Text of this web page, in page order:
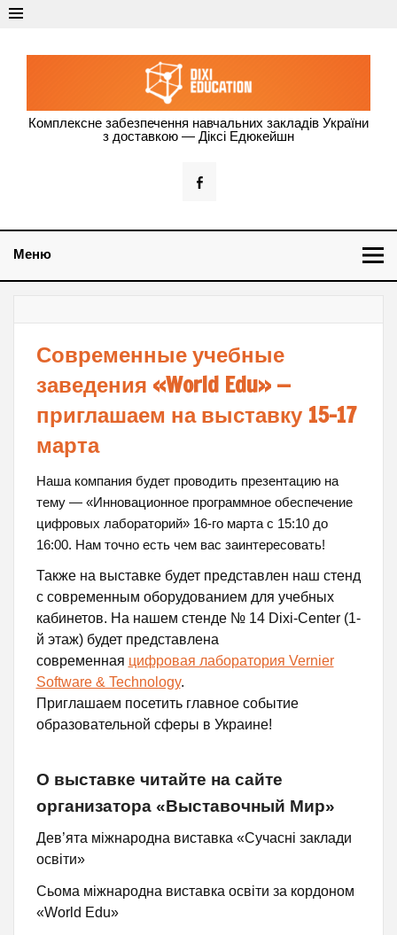
Dixi Education —
оснащення
України
Комплексне забезпечення навчальних закладів України
з доставкою — Діксі Едюкейшн
Меню
Современные учебные
заведения «World Edu» —
приглашаем на выставку 15-17
марта
Наша компания будет проводить презентацию на
тему — «Инновационное программное обеспечение
цифровых лабораторий» 16-го марта с 15:10 до
16:00. Нам точно есть чем вас заинтересовать!
Также на выставке будет представлен наш стенд
с современным оборудованием для учебных
кабинетов. На нашем стенде № 14 Dixi-Center (1-
й этаж) будет представлена
современная цифровая лаборатория Vernier
Software & Technology.
Приглашаем посетить главное событие
образовательной сферы в Украине!
О выставке читайте на сайте
организатора «Выставочный Мир»
Дев’ята міжнародна виставка «Сучасні заклади
освіти»
Сьома міжнародна виставка освіти за кордоном
«World Edu»